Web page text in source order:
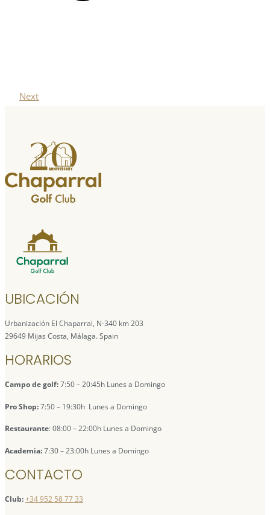
Next
UBICACIÓN
Urbanización El Chaparral, N-340 km 203
29649 Mijas Costa, Málaga. Spain
HORARIOS
Campo de golf:7:50 – 20:45h Lunes a Domingo
Pro Shop:7:50 – 19:30h Lunes a Domingo
Restaurante: 08:00 – 22:00h Lunes a Domingo
Academia:7:30 – 23:00h Lunes a Domingo
CONTACTO
Club:+34 952 58 77 33